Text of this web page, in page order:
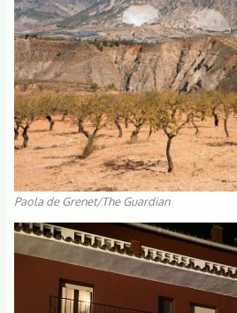
Paola de Grenet/The Guardian